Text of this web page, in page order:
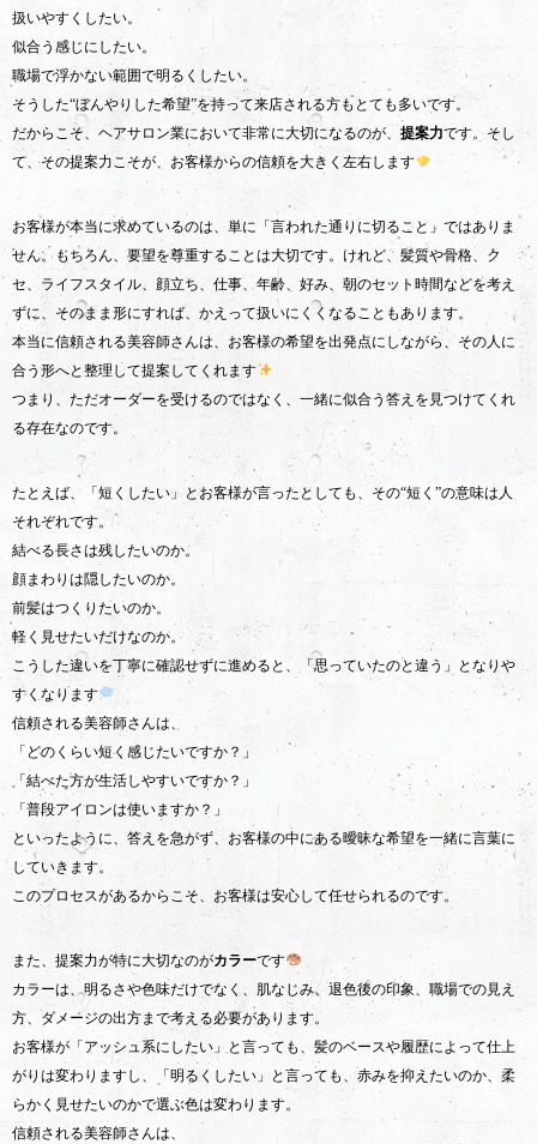
扱いやすくしたい。
似合う感じにしたい。
職場で浮かない範囲で明るくしたい。
そうした“ぼんやりした希望”を持って来店される方もとても多いです。
だからこそ、ヘアサロン業において非常に大切になるのが、 提案力です。そし
て、その提案力こそが、お客様からの信頼を大きく左右します
お客様が本当に求めているのは、単に「言われた通りに切ること」ではありま
せん。もちろん、要望を尊重することは大切です。けれど、髪質や骨格、ク
セ、ライフスタイル、顔立ち、仕事、年齢、好み、朝のセット時間などを考え
ずに、そのまま形にすれば、かえって扱いにくくなることもあります。
本当に信頼される美容師さんは、お客様の希望を出発点にしながら、その人に
合う形へと整理して提案してくれます
つまり、ただオーダーを受けるのではなく、一緒に似合う答えを見つけてくれ
る存在なのです。
たとえば、「短くしたい」とお客様が言ったとしても、その“短く”の意味は人
それぞれです。
結べる長さは残したいのか。
顔まわりは隠したいのか。
前髪はつくりたいのか。
軽く見せたいだけなのか。
こうした違いを丁寧に確認せずに進めると、「思っていたのと違う」となりや
すくなります
信頼される美容師さんは、
「どのくらい短く感じたいですか？」
「結べた方が生活しやすいですか？」
「普段アイロンは使いますか？」
といったように、答えを急がず、お客様の中にある曖昧な希望を一緒に言葉に
していきます。
このプロセスがあるからこそ、お客様は安心して任せられるのです。
また、提案力が特に大切なのがカラーです
カラーは、明るさや色味だけでなく、肌なじみ、退色後の印象、職場での見え
方、ダメージの出方まで考える必要があります。
お客様が「アッシュ系にしたい」と言っても、髪のベースや履歴によって仕上
がりは変わりますし、「明るくしたい」と言っても、赤みを抑えたいのか、柔
らかく見せたいのかで選ぶ色は変わります。
信頼される美容師さんは、